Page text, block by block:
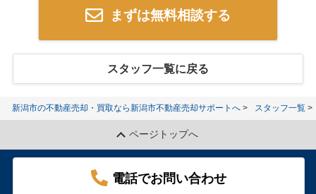
まずは無料相談する
スタッフ一覧に戻る
新潟市の不動産売却・買取なら新潟市不動産売却サポートへ スタッフ一覧
ページトップへ
電話でお問い合わせ